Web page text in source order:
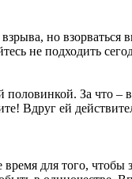
но взорваться
не подходить
За что –
Вдруг ей
время для того,